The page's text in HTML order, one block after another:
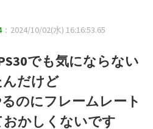
：2024/10/02(水) 16:16:53.65
でも気にならない
だけど
のにフレームレート
かしくないです